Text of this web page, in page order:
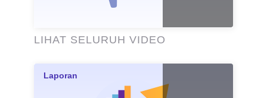
LIHAT SELURUH VIDEO